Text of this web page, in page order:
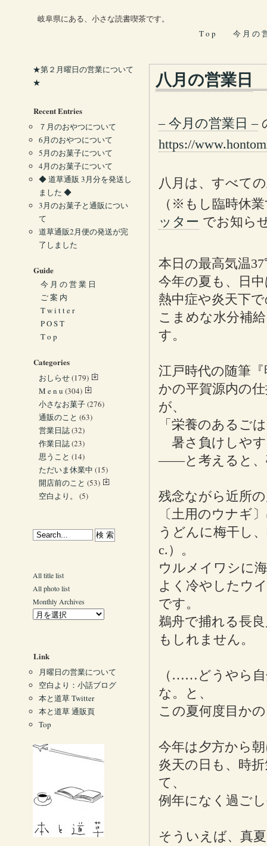
岐阜県にある、小さな読書喫茶です。
T o p
今 月 の
八月の営業日
– 今月の営業日 –
https://
八月は、すべて
（※もし臨時休
ッター でお知ら
本日の最高気温
今年の夏も、日
熱中症や炎天下
こまめな水分補
す。
江戸時代の随筆
かの平賀源内の
が、
「栄養のあるご
暑さ負けしや
――と考えると、
残念ながら近所
〔土用のウナギ
うどんに梅干し
c.）。
ウルメイワシに
よく冷やしたウ
です。
鵜舟で捕れる長
もしれません。
（……どうやら
な。と、
この夏何度目か
今年は夕方から
炎天の日も、時
て、
例年になく過ご
そういえば、真
★第２月曜日の営業について
★
Recent Entries
７月のおやつについて
6月のおやつについて
5月のお菓子について
4月のお菓子について
◆ 道草通販 3月分を発送し
ました ◆
3月のお菓子と通販につい
て
道草通販2月便の発送が完
了しました
Guide
今 月 の 営 業 日
ご 案 内
T w i t t e r
P O S T
T o p
Categories
おしらせ(179)
M e n u (304)
小さなお菓子(276)
通販のこと (63)
営業日誌(32)
作業日誌(23)
思うこと (14)
ただいま休業中 (15)
開店前のこと (53)
空白より。
(5)
All title list
All photo list
Monthly Archives
Link
月曜日の営業について
空白より：小話ブログ
本と道草 Twitter
本と道草 通販頁
Top